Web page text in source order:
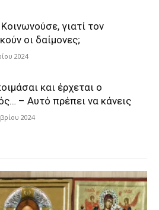
γιατί τον
οι δαίμονες;
2024
και έρχεται ο
– Αυτό πρέπει να κάνεις
2024